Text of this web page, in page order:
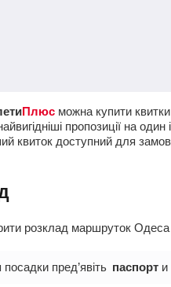
Плюс можна купити
пропозиції на
квиток доступний для
розклад маршруток Одеса
пред’явіть паспорт и